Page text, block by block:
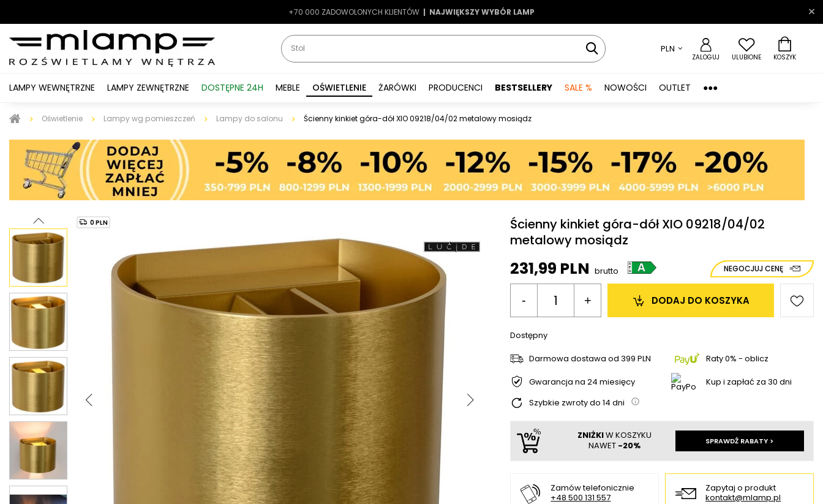
-7% LATO7
+70 000 ZADOWOLONYCH KLIENTÓW | NAJWIĘKSZY WYBÓR LAMP
| |
PLN
ZALOGUJ ULUBIONE KOSZYK
LAMPY WEWNĘTRZNE LAMPY ZEWNĘTRZNE DOSTĘPNE 24H MEBLE OŚWIETLENIE ŻARÓWKI PRODUCENCI BESTSELLERY SALE % NOWOŚCI OUTLET ●●●
Oświetlenie Lampy wg pomieszczeń Lampy do salonu Ścienny kinkiet góra-dół XIO 09218/04/02 metalowy mosiądz
0 PLN
Ścienny kinkiet góra-dół XIO 09218/04/02
metalowy mosiądz
231,99 PLN brutto NEGOCJUJ CENĘ
- + DO KOSZYKA
Dostępny
Darmowa dostawa od399 PLN
Raty 0% - oblicz
Gwarancja na 24 miesięcy
Kup i zapłać za 30 dni
Szybkie zwroty do 14 dni
ZNIŻKIW KOSZYKU
NAWET -20% SPRAWDŹ RABATY >
Zamów telefonicznie
+48 500 131 557
Zapytaj o produkt
kontakt@mlamp.pl